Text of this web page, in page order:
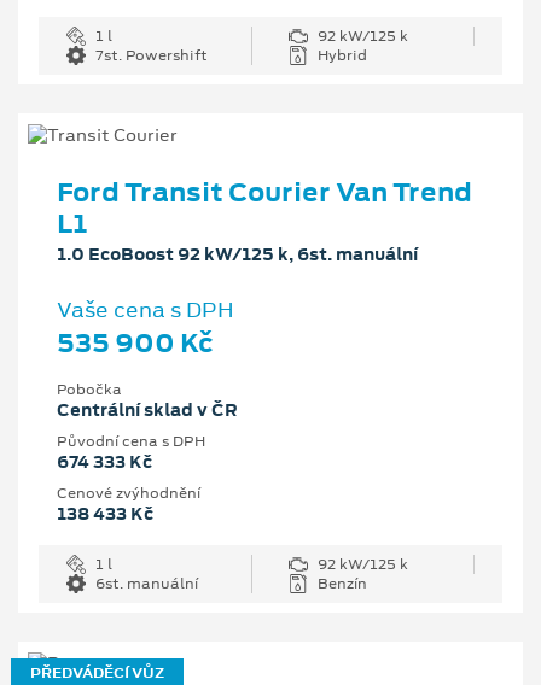
1 l
92 kW/125 k
7st. Powershift
Hybrid
Ford Transit Courier Van Trend
L1
1.0 EcoBoost 92 kW/125 k, 6st. manuální
Vaše cena s DPH
535 900 Kč
Pobočka
Centrální sklad v ČR
Původní cena s DPH
674 333 Kč
Cenové zvýhodnění
138 433 Kč
1 l
92 kW/125 k
6st. manuální
Benzín
PŘEDVÁDĚCÍ VŮZ